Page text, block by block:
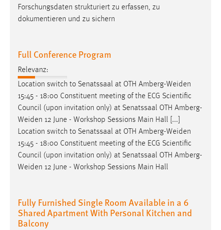
Forschungsdaten strukturiert zu erfassen, zu
dokumentieren und zu sichern
Full Conference Program
Relevanz:
Location switch to Senatssaal at OTH Amberg-Weiden
15:45 - 18:00 Constituent meeting of the ECG Scientific
Council (upon invitation only) at Senatssaal OTH Amberg-
Weiden 12 June - Workshop Sessions Main Hall [...]
Location switch to Senatssaal at OTH Amberg-Weiden
15:45 - 18:00 Constituent meeting of the ECG Scientific
Council (upon invitation only) at Senatssaal OTH Amberg-
Weiden 12 June - Workshop Sessions Main Hall
Fully Furnished Single Room Available in a 6
Shared Apartment With Personal Kitchen and
Balcony